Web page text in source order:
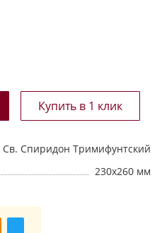
Св. Спиридон Тримифунтский
230х260 мм